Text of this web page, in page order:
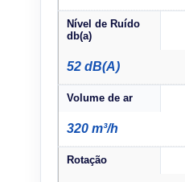
Nível de Ruído
db(a)
52 dB(A)
Volume de ar
320 m³/h
Rotação